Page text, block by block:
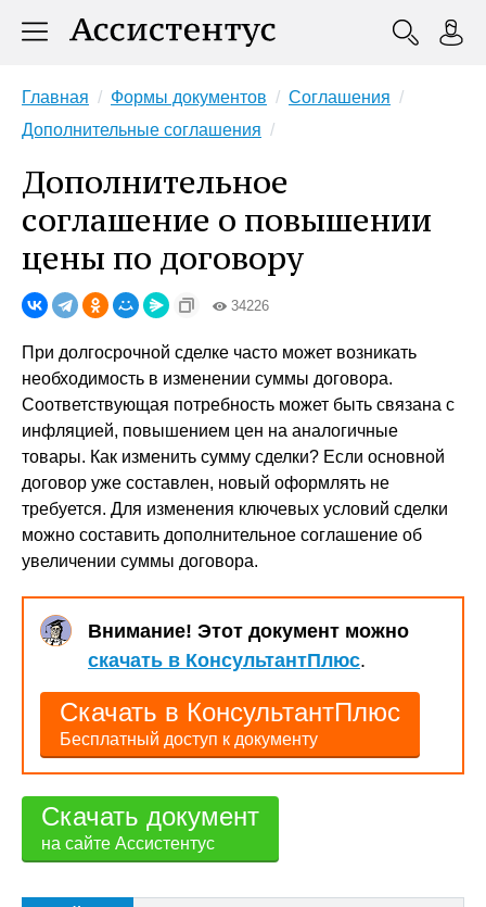
Главная Формы документов
Соглашения
Дополнительные соглашения
Дополнительное
соглашение о повышении
цены по договору
34226
При долгосрочной сделке часто может возникать
необходимость в изменении суммы договора.
Соответствующая потребность может быть связана с
инфляцией, повышением цен на аналогичные
товары. Как изменить сумму сделки? Если основной
договор уже составлен, новый оформлять не
требуется. Для изменения ключевых условий сделки
можно составить дополнительное соглашение об
увеличении суммы договора.
Внимание! Этот документ можно
скачать в КонсультантПлюс.
Скачать в КонсультантПлюс
Бесплатный доступ к документу
Скачать документ
на сайте Ассистентус